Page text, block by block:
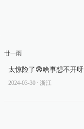
廿一雨
太惊险了😨啥事想不开呀
2024-03-30 ∙ 浙江